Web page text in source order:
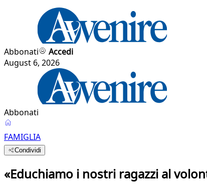
Abbonati
Accedi
August 6, 2026
Abbonati
FAMIGLIA
Condividi
«Educhiamo i nostri ragazzi al